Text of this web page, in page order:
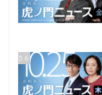
56